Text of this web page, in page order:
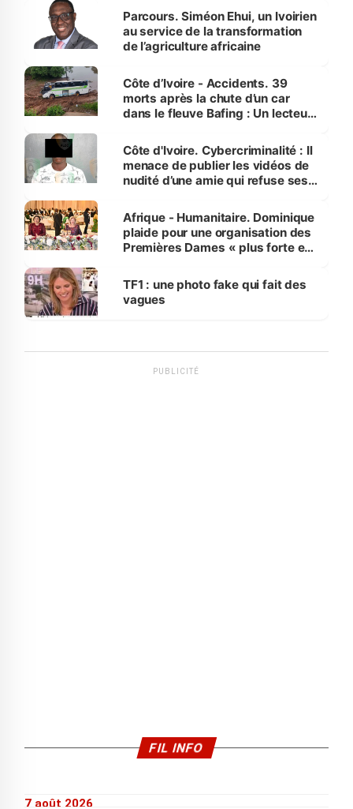
Parcours. Siméon Ehui, un Ivoirien
au service de la transformation
de l’agriculture africaine
Côte d’Ivoire - Accidents. 39
morts après la chute d’un car
dans le fleuve Bafing : Un lecteur
des Transports
Côte d'Ivoire. Cybercriminalité : Il
menace de publier les vidéos de
nudité d’une amie qui refuse ses
Afrique - Humanitaire. Dominique
plaide pour une organisation des
Premières Dames « plus forte et
sur la scène internationale »
TF1 : une photo fake qui fait des
vagues
PUBLICITÉ
FIL INFO
7 août 2026